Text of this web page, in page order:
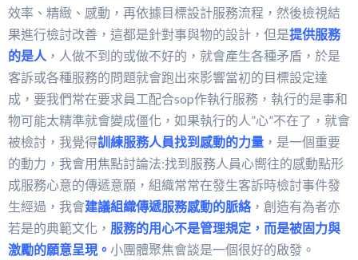
效率、精緻、感動，再依據目標設計服務流程，然後檢視結
果進行檢討改善，這都是針對事與物的設計，但是提供服務
的是人 ，人做不到的或做不好的，就會產生各種矛盾，於是
客訴或各種服務的問題就會跑出來影響當初的目標設定達
成，要我們常在要求員工配合sop作執行服務，執行的是事和
物可能太精準就會變成僵化，如果執行的人”心”不在了，就會
被檢討，我覺得訓練服務人員找到感動的力量 ，是一個重要
的動力，我會用焦點討論法:找到服務人員心嚮往的感動點形
成服務心意的傳遞意願，組織常常在發生客訴時檢討事件發
生經過，我會建議組織傳遞服務感動的脈絡，創造有為者亦
若是的典範文化， 服務的用心不是管理規定，而是被固力與
激勵的願意呈現。 小團體聚焦會談是一個很好的啟發。